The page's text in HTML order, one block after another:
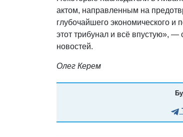
актом, направленным на
глубочайшего экономического и
этот трибунал и всё впустую», —
новостей.
Олег Керем